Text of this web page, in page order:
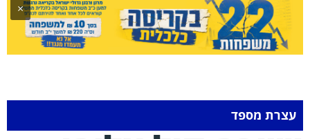
×
עצרת מספד